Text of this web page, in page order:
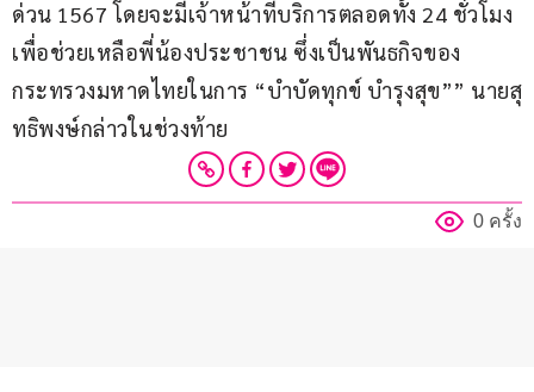
ด่วน 1567 โดยจะมีเจ้าหน้าที่บริการตลอดทั้ง 24 ชั่วโมง
เพื่อช่วยเหลือพี่น้องประชาชน ซึ่งเป็นพันธกิจของ
กระทรวงมหาดไทยในการ “บำบัดทุกข์ บำรุงสุข”” นายสุ
ทธิพงษ์กล่าวในช่วงท้าย
0 ครั้ง